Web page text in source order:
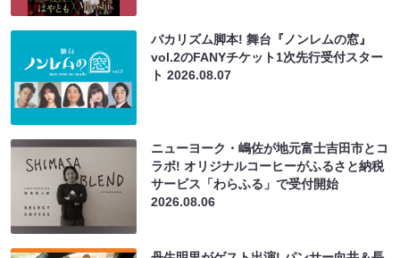
バカリズム脚本! 舞台『ノンレムの窓』
vol.2のFANYチケット1次先行受付スター
ト2026.08.07
ニューヨーク・嶋佐が地元富士吉田市とコ
ラボ! オリジナルコーヒーがふるさと納税
サービス「わらふる」で受付開始
2026.08.06